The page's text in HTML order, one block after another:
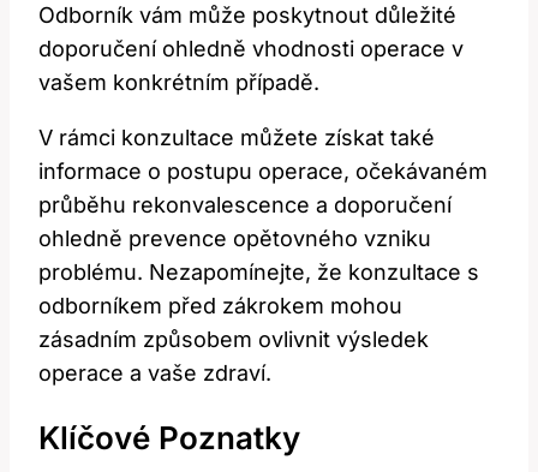
Odborník vám může poskytnout důležité
doporučení ohledně vhodnosti operace v
vašem konkrétním případě.
V rámci konzultace můžete získat také
informace o postupu operace, očekávaném
průběhu rekonvalescence a doporučení
ohledně prevence opětovného vzniku
problému. Nezapomínejte, že konzultace s
odborníkem před zákrokem mohou
zásadním způsobem ovlivnit výsledek
operace a vaše zdraví.
Klíčové Poznatky